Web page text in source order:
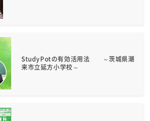
StudyPotの有効活用法 ～茨城県潮
来市立延方小学校～